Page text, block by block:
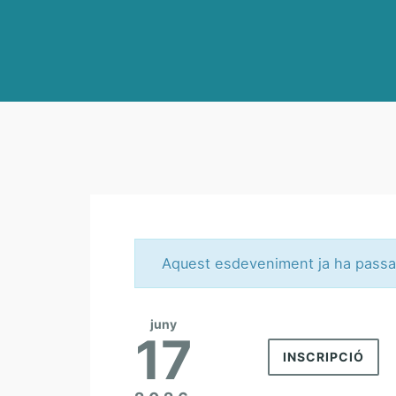
Aquest esdeveniment ja ha
juny
17 INSCRIPCIÓ